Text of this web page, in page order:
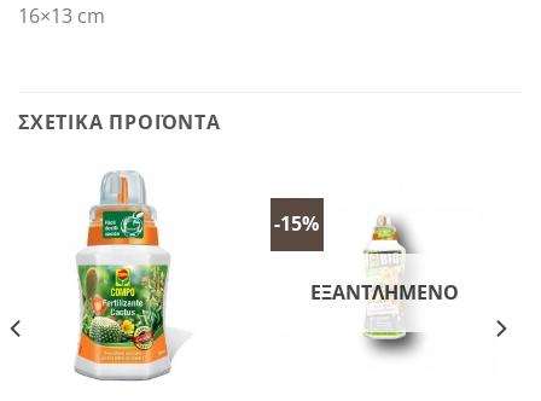
16×13 cm
ΣΧΕΤΙΚΆ ΠΡΟΪΌΝΤΑ
-15%
ΕΞΑΝΤΛΗΜΈΝΟ